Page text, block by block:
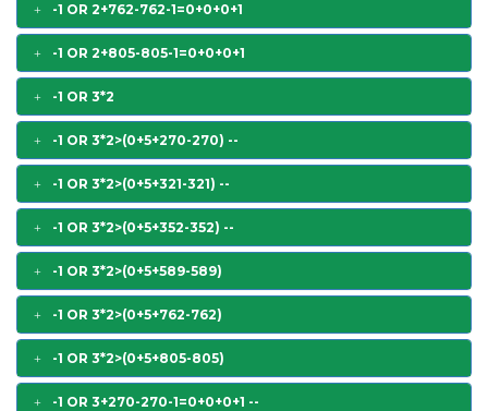
-1 OR 2+762-762-1=0+0+0+1
-1 OR 2+805-805-1=0+0+0+1
-1 OR 3*2
-1 OR 3*2>(0+5+270-270) --
-1 OR 3*2>(0+5+321-321) --
-1 OR 3*2>(0+5+352-352) --
-1 OR 3*2>(0+5+589-589)
-1 OR 3*2>(0+5+762-762)
-1 OR 3*2>(0+5+805-805)
-1 OR 3+270-270-1=0+0+0+1 --